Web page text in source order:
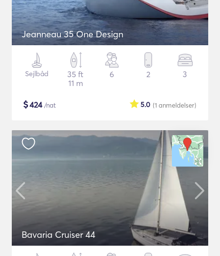
Jeanneau 35 One Design
Sejlbåd
35 ft
11 m
6 2 3
$424/nat (1 anmeldelser)
5.0
Bavaria Cruiser 44